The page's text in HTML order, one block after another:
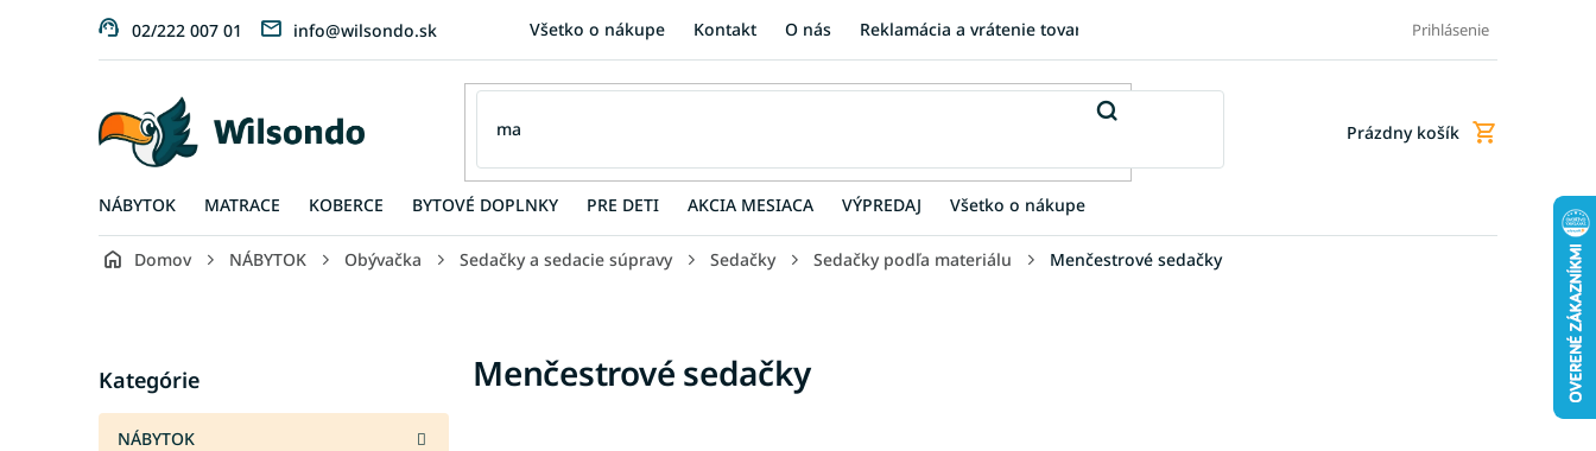
02/222 007 01 info@wilsondo.sk Všetko o nákupe Kontakt O nás Reklamácia a vrátenie tovaru FAQ - Najčastejšie otázky
Prihlásenie
Nákupný
Prázdny košík
NÁBYTOK MATRACE KOBERCE BYTOVÉ DOPLNKY PRE DETI AKCIA MESIACA VÝPREDAJ Všetko o nákupe
Domov NÁBYTOK Obývačka Sedačky a sedacie súpravy Sedačky Sedačky podľa materiálu Menčestrové sedačky
n
ý
p
kategórie
Kategórie
NÁBYTOK
Menčestrové sedačky